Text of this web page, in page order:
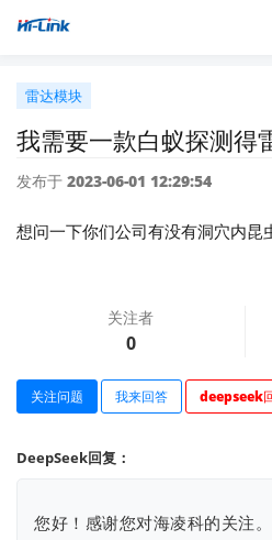
雷达模块
我需要一款白蚁探测得
发布于 2023-06-01 12:29:54
想问一下你们公司有没有洞穴内昆
关注者
0
关注问题 我来回答 deepseek
DeepSeek回复：
您好！感谢您对海凌科的关注